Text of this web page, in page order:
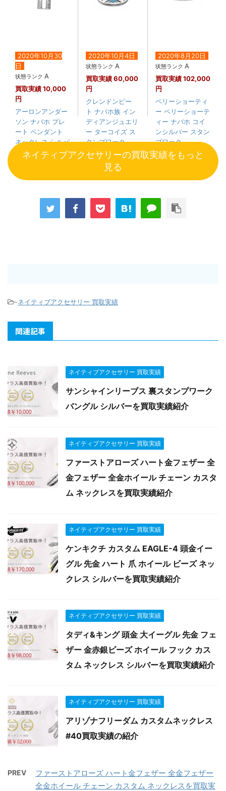
2020年10月30
日
状態ランク A
買取実績10,000
円
アーロンアンダー
ソン ナバホ プレ
ート ペンダント
ネックレス シルバ
2020年10月4日
状態ランクA
買取実績60,000
円
クレンドンピー
ト ナバホ族 イン
ディアンジュエリ
ー ターコイズ ス
タンプワーク....
2020年8月20日
状態ランクA
買取実績102,000
円
ペリーショーティ
ー ペリーショーテ
ィー ナバホ コイ
ンシルバー スタン
プワーク ....
ネイティブアクセサリーの買取実績をもっと
見る
-ネイティブアクセサリー 買取実績
関連記事
ネイティブアクセサリー 買取実績
サンシャインリーブス 裏スタンプワーク
バングル シルバーを買取実績紹介
ネイティブアクセサリー 買取実績
ファーストアローズ ハート金フェザー 全
金フェザー 全金ホイール チェーン カスタ
ム ネックレスを買取実績紹介
ネイティブアクセサリー 買取実績
ケンキクチ カスタム EAGLE-4 頭金イー
グル 先金 ハート 爪 ホイール ビーズ ネッ
クレス シルバーを買取実績紹介
ネイティブアクセサリー 買取実績
タディ&キング 頭金 大イーグル 先金 フェ
ザー 金赤銀ビーズ ホイール フック カス
タム ネックレス シルバーを買取実績紹介
ネイティブアクセサリー 買取実績
アリゾナフリーダム カスタムネックレス
#40買取実績の紹介
PREV
ファーストアローズ ハート金フェザー 全金フェザー
全金ホイール チェーン カスタム ネックレスを買取実